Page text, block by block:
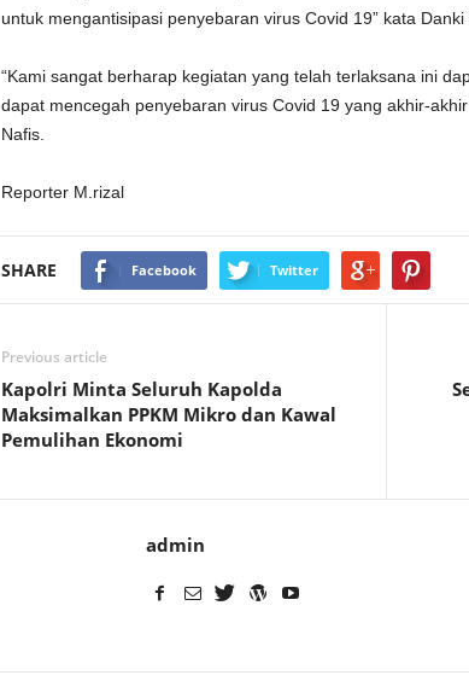
untuk mengantisipasi penyebaran virus Covid 19” kata
“Kami sangat berharap kegiatan yang telah terlaksana ini
dapat mencegah penyebaran virus Covid 19 yang akhir-
Nafis.
Reporter M.rizal
SHARE Facebook Twitter
Previous article
Kapolri Minta Seluruh Kapolda
Maksimalkan PPKM Mikro dan Kawal
Pemulihan Ekonomi
admin